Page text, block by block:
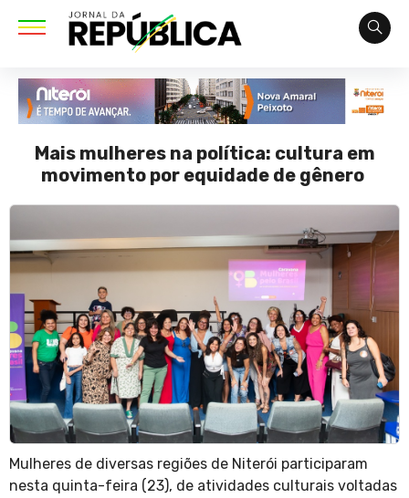
Mais mulheres na política: cultura em
movimento por equidade de gênero
Mulheres de diversas regiões de Niterói participaram
nesta quinta-feira (23), de atividades culturais voltadas